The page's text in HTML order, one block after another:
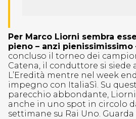
Per Marco Liorni sembra
pieno – anzi pienissimissimo
concluso il torneo dei
Catena, il conduttore si siede
L’Eredità mentre nel week
impegno con ItaliaSì. Su
parecchio abbondante, Liorni
anche in uno spot in circolo
settimane su Rai Uno.